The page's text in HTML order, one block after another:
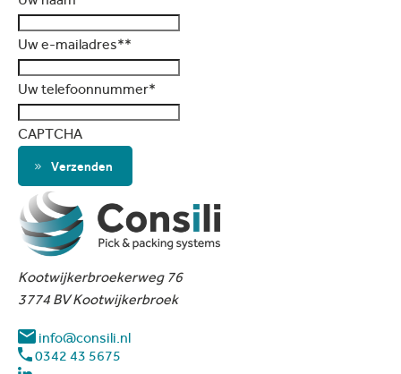
Uw e-mailadres**
Uw telefoonnummer*
CAPTCHA
Verzenden
Kootwijkerbroekerweg 76
3774 BV Kootwijkerbroek
info@consili.nl
0342 43 5675